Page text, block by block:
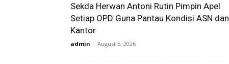
Sekda Herwan Antoni Rutin Pimpin Apel
Setiap OPD Guna Pantau Kondisi ASN dan
Kantor
admin - August 5, 2026